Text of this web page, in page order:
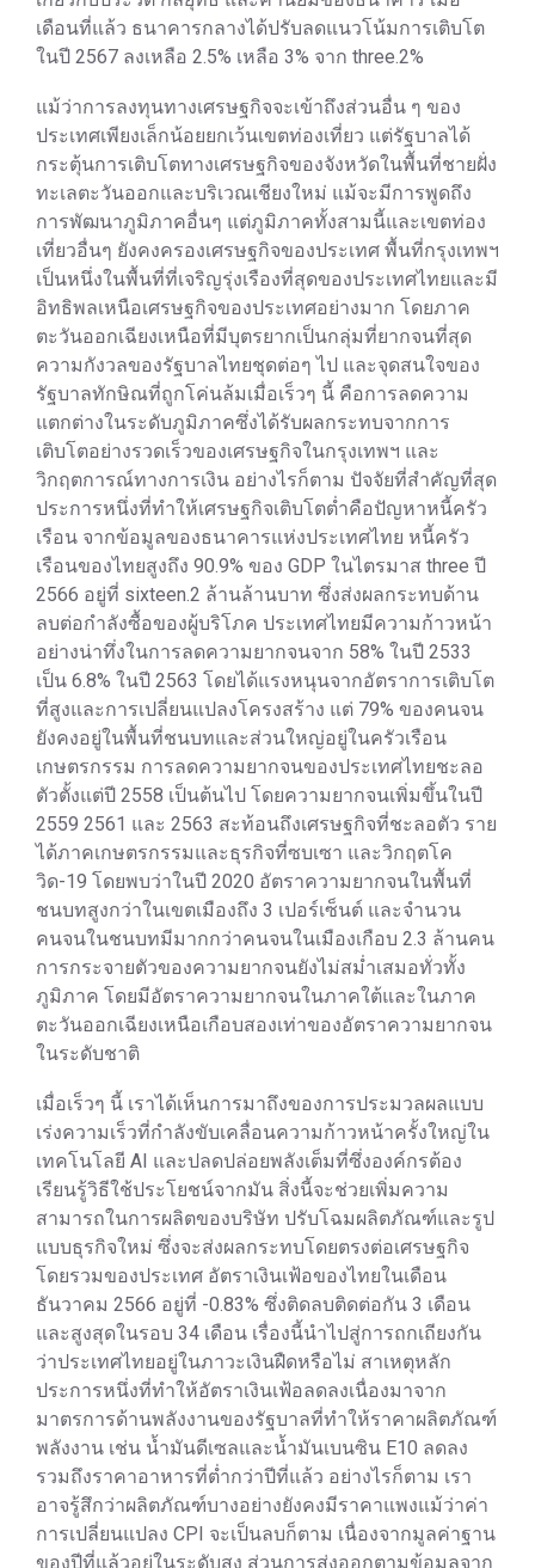
เดือนที่แล้ว ธนาคารกลางได้ปรับลดแนวโน้มการเติบโต
ในปี 2567 ลงเหลือ 2.5% เหลือ 3% จาก three.2%
แม้ว่าการลงทุนทางเศรษฐกิจจะเข้าถึงส่วนอื่น ๆ ของ
ประเทศเพียงเล็กน้อยยกเว้นเขตท่องเที่ยว แต่รัฐบาลได้
กระตุ้นการเติบโตทางเศรษฐกิจของจังหวัดในพื้นที่ชายฝั่ง
ทะเลตะวันออกและบริเวณเชียงใหม่ แม้จะมีการพูดถึง
การพัฒนาภูมิภาคอื่นๆ แต่ภูมิภาคทั้งสามนี้และเขตท่อง
เที่ยวอื่นๆ ยังคงครองเศรษฐกิจของประเทศ พื้นที่กรุงเทพฯ
เป็นหนึ่งในพื้นที่ที่เจริญรุ่งเรืองที่สุดของประเทศไทยและมี
อิทธิพลเหนือเศรษฐกิจของประเทศอย่างมาก โดยภาค
ตะวันออกเฉียงเหนือที่มีบุตรยากเป็นกลุ่มที่ยากจนที่สุด
ความกังวลของรัฐบาลไทยชุดต่อๆ ไป และจุดสนใจของ
รัฐบาลทักษิณที่ถูกโค่นล้มเมื่อเร็วๆ นี้ คือการลดความ
แตกต่างในระดับภูมิภาคซึ่งได้รับผลกระทบจากการ
เติบโตอย่างรวดเร็วของเศรษฐกิจในกรุงเทพฯ และ
วิกฤตการณ์ทางการเงิน อย่างไรก็ตาม ปัจจัยที่สำคัญที่สุด
ประการหนึ่งที่ทำให้เศรษฐกิจเติบโตต่ำคือปัญหาหนี้ครัว
เรือน จากข้อมูลของธนาคารแห่งประเทศไทย หนี้ครัว
เรือนของไทยสูงถึง 90.9% ของ GDP ในไตรมาส three ปี
2566 อยู่ที่ sixteen.2 ล้านล้านบาท ซึ่งส่งผลกระทบด้าน
ลบต่อกำลังซื้อของผู้บริโภค ประเทศไทยมีความก้าวหน้า
อย่างน่าทึ่งในการลดความยากจนจาก 58% ในปี 2533
เป็น 6.8% ในปี 2563 โดยได้แรงหนุนจากอัตราการเติบโต
ที่สูงและการเปลี่ยนแปลงโครงสร้าง แต่ 79% ของคนจน
ยังคงอยู่ในพื้นที่ชนบทและส่วนใหญ่อยู่ในครัวเรือน
เกษตรกรรม การลดความยากจนของประเทศไทยชะลอ
ตัวตั้งแต่ปี 2558 เป็นต้นไป โดยความยากจนเพิ่มขึ้นในปี
2559 2561 และ 2563 สะท้อนถึงเศรษฐกิจที่ชะลอตัว ราย
ได้ภาคเกษตรกรรมและธุรกิจที่ซบเซา และวิกฤตโค
วิด-19 โดยพบว่าในปี 2020 อัตราความยากจนในพื้นที่
ชนบทสูงกว่าในเขตเมืองถึง 3 เปอร์เซ็นต์ และจำนวน
คนจนในชนบทมีมากกว่าคนจนในเมืองเกือบ 2.3 ล้านคน
การกระจายตัวของความยากจนยังไม่สม่ำเสมอทั่วทั้ง
ภูมิภาค โดยมีอัตราความยากจนในภาคใต้และในภาค
ตะวันออกเฉียงเหนือเกือบสองเท่าของอัตราความยากจน
ในระดับชาติ
เมื่อเร็วๆ นี้ เราได้เห็นการมาถึงของการประมวลผลแบบ
เร่งความเร็วที่กำลังขับเคลื่อนความก้าวหน้าครั้งใหญ่ใน
เทคโนโลยี AI และปลดปล่อยพลังเต็มที่ซึ่งองค์กรต้อง
เรียนรู้วิธีใช้ประโยชน์จากมัน สิ่งนี้จะช่วยเพิ่มความ
สามารถในการผลิตของบริษัท ปรับโฉมผลิตภัณฑ์และรูป
แบบธุรกิจใหม่ ซึ่งจะส่งผลกระทบโดยตรงต่อเศรษฐกิจ
โดยรวมของประเทศ อัตราเงินเฟ้อของไทยในเดือน
ธันวาคม 2566 อยู่ที่ -0.83% ซึ่งติดลบติดต่อกัน 3 เดือน
และสูงสุดในรอบ 34 เดือน เรื่องนี้นำไปสู่การถกเถียงกัน
ว่าประเทศไทยอยู่ในภาวะเงินฝืดหรือไม่ สาเหตุหลัก
ประการหนึ่งที่ทำให้อัตราเงินเฟ้อลดลงเนื่องมาจาก
มาตรการด้านพลังงานของรัฐบาลที่ทำให้ราคาผลิตภัณฑ์
พลังงาน เช่น น้ำมันดีเซลและน้ำมันเบนซิน E10 ลดลง
รวมถึงราคาอาหารที่ต่ำกว่าปีที่แล้ว อย่างไรก็ตาม เรา
อาจรู้สึกว่าผลิตภัณฑ์บางอย่างยังคงมีราคาแพงแม้ว่าค่า
การเปลี่ยนแปลง CPI จะเป็นลบก็ตาม เนื่องจากมูลค่าฐาน
ของปีที่แล้วอยู่ในระดับสูง ส่วนการส่งออกตามข้อมูลจาก